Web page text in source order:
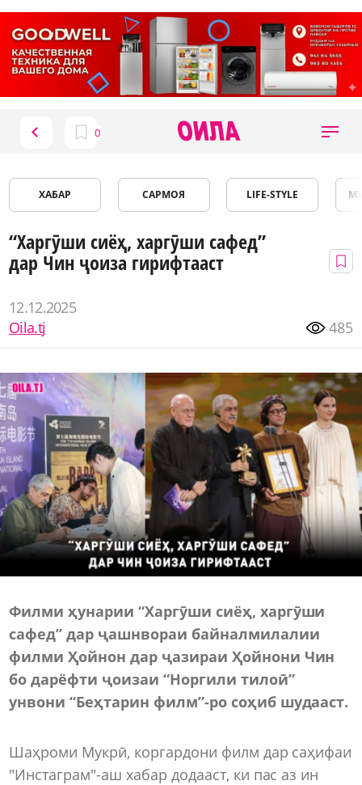
ХАБАР САРМОЯ LIFE-STYLE
“Харгӯши сиёҳ, харгӯши сафед”
дар Чин ҷоиза гирифтааст
12.12.2025
Oila.tj
485
Филми ҳунарии “Харгӯши сиёҳ, харгӯши
сафед” дар ҷашнвораи байналмилалии
филми Ҳойнон дар ҷазираи Ҳойнони Чин
бо дарёфти ҷоизаи “Норгили тилоӣ”
унвони “Беҳтарин филм”-ро соҳиб шудааст.
Шаҳроми Мукрӣ, коргардони филм дар саҳифаи
"Инстаграм"-аш хабар додааст, ки пас аз ин